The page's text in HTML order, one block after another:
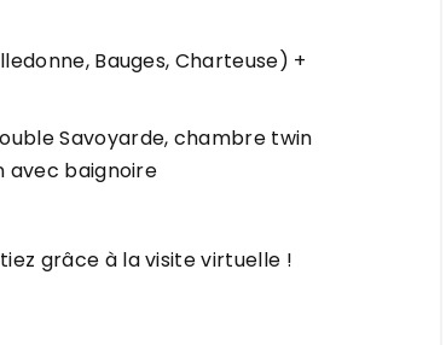
Bauges, Charteuse) +
Savoyarde, chambre twin
avec baignoire
grâce à la visite virtuelle !